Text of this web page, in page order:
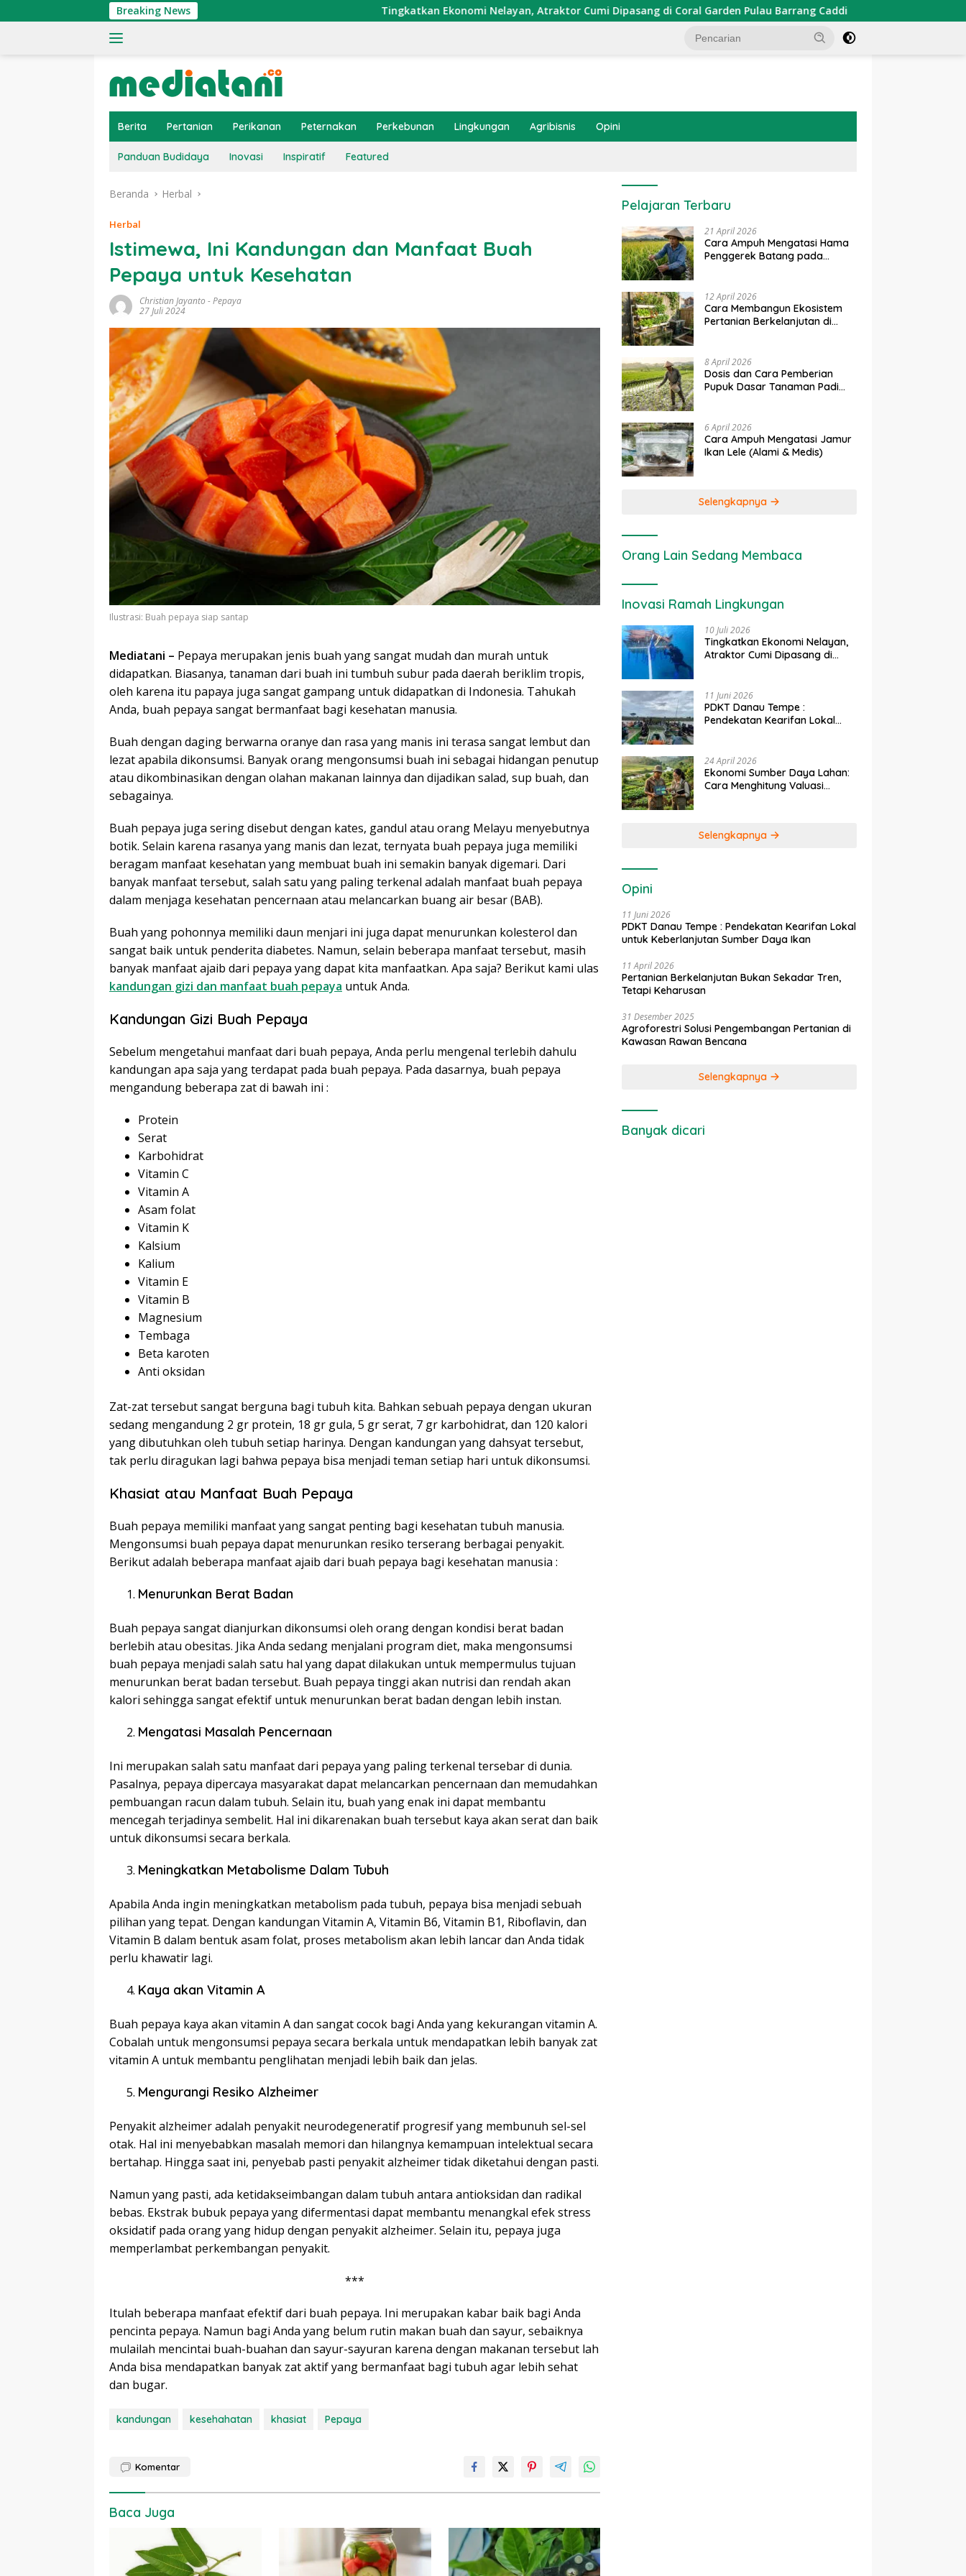
ke
Breaking News Tingkatkan Ekonomi Nelayan, Atraktor Cumi Dipasang di Coral Garden Pulau Barrang Caddi PDKT Danau Tempe :
Berita Pertanian Perikanan Peternakan Perkebunan Lingkungan Agribisnis Opini
Panduan Budidaya Inovasi Inspiratif Featured
Beranda Herbal
Herbal
Istimewa, Ini Kandungan dan Manfaat Buah
Pepaya untuk Kesehatan
Christian Jayanto -Pepaya
27 Juli 2024
Ilustrasi: Buah pepaya siap santap
Mediatani – Pepaya merupakan jenis buah yang sangat mudah dan murah untuk
didapatkan. Biasanya, tanaman dari buah ini tumbuh subur pada daerah beriklim tropis,
oleh karena itu papaya juga sangat gampang untuk didapatkan di Indonesia. Tahukah
Anda, buah pepaya sangat bermanfaat bagi kesehatan manusia.
Buah dengan daging berwarna oranye dan rasa yang manis ini terasa sangat lembut dan
lezat apabila dikonsumsi. Banyak orang mengonsumsi buah ini sebagai hidangan penutup
atau dikombinasikan dengan olahan makanan lainnya dan dijadikan salad, sup buah, dan
sebagainya.
Buah pepaya juga sering disebut dengan kates, gandul atau orang Melayu menyebutnya
botik. Selain karena rasanya yang manis dan lezat, ternyata buah pepaya juga memiliki
beragam manfaat kesehatan yang membuat buah ini semakin banyak digemari. Dari
banyak manfaat tersebut, salah satu yang paling terkenal adalah manfaat buah pepaya
dalam menjaga kesehatan pencernaan atau melancarkan buang air besar (BAB).
Buah yang pohonnya memiliki daun menjari ini juga dapat menurunkan kolesterol dan
sangat baik untuk penderita diabetes. Namun, selain beberapa manfaat tersebut, masih
banyak manfaat ajaib dari pepaya yang dapat kita manfaatkan. Apa saja? Berikut kami ulas
kandungan gizi dan manfaat buah pepaya untuk Anda.
Kandungan Gizi Buah Pepaya
Sebelum mengetahui manfaat dari buah pepaya, Anda perlu mengenal terlebih dahulu
kandungan apa saja yang terdapat pada buah pepaya. Pada dasarnya, buah pepaya
mengandung beberapa zat di bawah ini :
Protein
Serat
Karbohidrat
Vitamin C
Vitamin A
Asam folat
Vitamin K
Kalsium
Kalium
Vitamin E
Vitamin B
Magnesium
Tembaga
Beta karoten
Anti oksidan
Zat-zat tersebut sangat berguna bagi tubuh kita. Bahkan sebuah pepaya dengan ukuran
sedang mengandung 2 gr protein, 18 gr gula, 5 gr serat, 7 gr karbohidrat, dan 120 kalori
yang dibutuhkan oleh tubuh setiap harinya. Dengan kandungan yang dahsyat tersebut,
tak perlu diragukan lagi bahwa pepaya bisa menjadi teman setiap hari untuk dikonsumsi.
Khasiat atau Manfaat Buah Pepaya
Buah pepaya memiliki manfaat yang sangat penting bagi kesehatan tubuh manusia.
Mengonsumsi buah pepaya dapat menurunkan resiko terserang berbagai penyakit.
Berikut adalah beberapa manfaat ajaib dari buah pepaya bagi kesehatan manusia :
Menurunkan Berat Badan
Buah pepaya sangat dianjurkan dikonsumsi oleh orang dengan kondisi berat badan
berlebih atau obesitas. Jika Anda sedang menjalani program diet, maka mengonsumsi
buah pepaya menjadi salah satu hal yang dapat dilakukan untuk mempermulus tujuan
menurunkan berat badan tersebut. Buah pepaya tinggi akan nutrisi dan rendah akan
kalori sehingga sangat efektif untuk menurunkan berat badan dengan lebih instan.
Mengatasi Masalah Pencernaan
Ini merupakan salah satu manfaat dari pepaya yang paling terkenal tersebar di dunia.
Pasalnya, pepaya dipercaya masyarakat dapat melancarkan pencernaan dan memudahkan
pembuangan racun dalam tubuh. Selain itu, buah yang enak ini dapat membantu
mencegah terjadinya sembelit. Hal ini dikarenakan buah tersebut kaya akan serat dan baik
untuk dikonsumsi secara berkala.
Meningkatkan Metabolisme Dalam Tubuh
Apabila Anda ingin meningkatkan metabolism pada tubuh, pepaya bisa menjadi sebuah
pilihan yang tepat. Dengan kandungan Vitamin A, Vitamin B6, Vitamin B1, Riboflavin, dan
Vitamin B dalam bentuk asam folat, proses metabolism akan lebih lancar dan Anda tidak
perlu khawatir lagi.
Kaya akan Vitamin A
Buah pepaya kaya akan vitamin A dan sangat cocok bagi Anda yang kekurangan vitamin A.
Cobalah untuk mengonsumsi pepaya secara berkala untuk mendapatkan lebih banyak zat
vitamin A untuk membantu penglihatan menjadi lebih baik dan jelas.
Mengurangi Resiko Alzheimer
Penyakit alzheimer adalah penyakit neurodegeneratif progresif yang membunuh sel-sel
otak. Hal ini menyebabkan masalah memori dan hilangnya kemampuan intelektual secara
bertahap. Hingga saat ini, penyebab pasti penyakit alzheimer tidak diketahui dengan pasti.
Namun yang pasti, ada ketidakseimbangan dalam tubuh antara antioksidan dan radikal
bebas. Ekstrak bubuk pepaya yang difermentasi dapat membantu menangkal efek stress
oksidatif pada orang yang hidup dengan penyakit alzheimer. Selain itu, pepaya juga
memperlambat perkembangan penyakit.
***
Itulah beberapa manfaat efektif dari buah pepaya. Ini merupakan kabar baik bagi Anda
pencinta pepaya. Namun bagi Anda yang belum rutin makan buah dan sayur, sebaiknya
mulailah mencintai buah-buahan dan sayur-sayuran karena dengan makanan tersebut lah
Anda bisa mendapatkan banyak zat aktif yang bermanfaat bagi tubuh agar lebih sehat
dan bugar.
kandungan kesehahatan khasiat Pepaya
Komentar
Baca Juga
Pelajaran Terbaru
21 April 2026
Cara Ampuh Mengatasi Hama
Penggerek Batang pada
12 April 2026
Cara Membangun Ekosistem
Pertanian Berkelanjutan di
8 April 2026
Dosis dan Cara Pemberian
Pupuk Dasar Tanaman Padi
6 April 2026
Cara Ampuh Mengatasi Jamur
Ikan Lele (Alami & Medis)
Selengkapnya
Orang Lain Sedang Membaca
Inovasi Ramah Lingkungan
10 Juli 2026
Tingkatkan Ekonomi Nelayan,
Atraktor Cumi Dipasang di
11 Juni 2026
PDKT Danau Tempe :
Pendekatan Kearifan Lokal
24 April 2026
Ekonomi Sumber Daya Lahan:
Cara Menghitung Valuasi
Selengkapnya
Opini
11 Juni 2026
PDKT Danau Tempe : Pendekatan Kearifan Lokal
untuk Keberlanjutan Sumber Daya Ikan
11 April 2026
Pertanian Berkelanjutan Bukan Sekadar Tren,
Tetapi Keharusan
31 Desember 2025
Agroforestri Solusi Pengembangan Pertanian di
Kawasan Rawan Bencana
Selengkapnya
Banyak dicari